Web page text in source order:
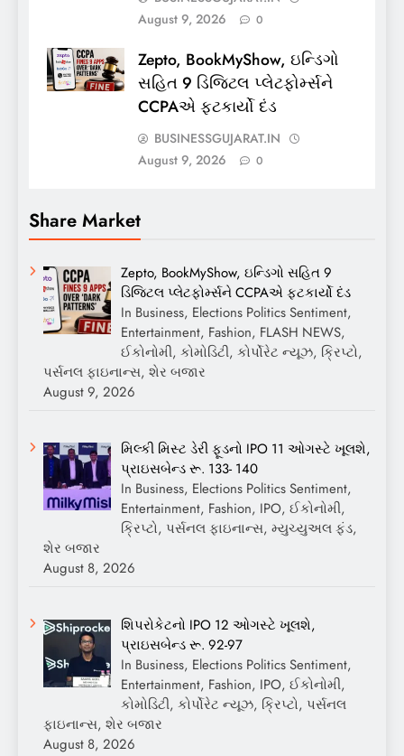
August 9, 2026
0
Zepto, BookMyShow, ઇન્ડિગો
સહિત 9 ડિજિટલ પ્લેટફોર્મ્સને
CCPAએ ફટકાર્યો દંડ
BUSINESSGUJARAT.IN
August 9, 2026
0
Share Market
Zepto, BookMyShow, ઇન્ડિગો સહિત 9
ડિજિટલ પ્લેટફોર્મ્સને CCPAએ ફટકાર્યો દંડ
In Business, Elections Politics Sentiment,
Entertainment, Fashion, FLASH NEWS,
ઈકોનોમી, કોમોડિટી, કોર્પોરેટ ન્યૂઝ, ક્રિપ્ટો,
પર્સનલ ફાઇનાન્સ, શેર બજાર
August 9, 2026
મિલ્કી મિસ્ટ ડેરી ફૂડનો IPO 11 ઓગસ્ટે ખૂલશે,
પ્રાઇસબેન્ડ રૂ. 133- 140
In Business, Elections Politics Sentiment,
Entertainment, Fashion, IPO, ઈકોનોમી,
ક્રિપ્ટો, પર્સનલ ફાઇનાન્સ, મ્યુચ્યુઅલ ફંડ,
શેર બજાર
August 8, 2026
શિપરોકેટનો IPO 12 ઓગસ્ટે ખૂલશે,
પ્રાઇસબેન્ડ રૂ. 92-97
In Business, Elections Politics Sentiment,
Entertainment, Fashion, IPO, ઈકોનોમી,
કોમોડિટી, કોર્પોરેટ ન્યૂઝ, ક્રિપ્ટો, પર્સનલ
ફાઇનાન્સ, શેર બજાર
August 8, 2026